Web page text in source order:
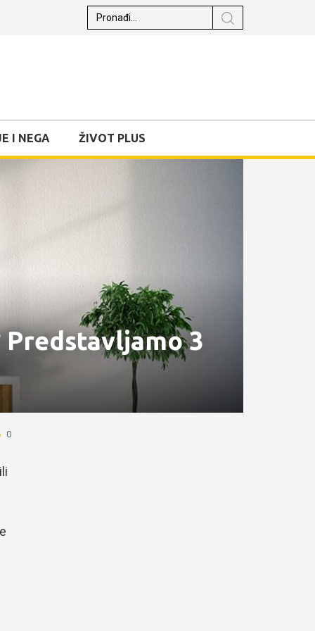
I NEGA ŽIVOT PLUS
Predstavljamo 3
0